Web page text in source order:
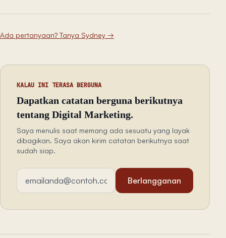
Ada pertanyaan? Tanya Sydney →
KALAU INI TERASA BERGUNA
Dapatkan catatan berguna berikutnya
tentang Digital Marketing.
Saya menulis saat memang ada sesuatu yang layak
dibagikan. Saya akan kirim catatan berikutnya saat
sudah siap.
Alamat email
Berlangganan